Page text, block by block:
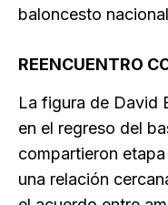
baloncesto
REENCUENTRO
La figura de David
en el regreso del
compartieron
una relación